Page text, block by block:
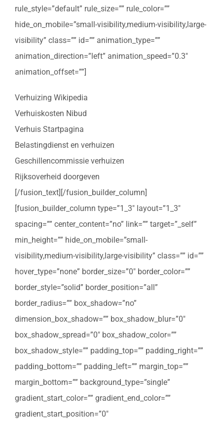
rule_style=”default” rule_size=”” rule_color=””
hide_on_mobile=”small-visibility,medium-visibility,large-
visibility” class=”” id=”” animation_type=””
animation_direction=”left” animation_speed=”0.3″
animation_offset=””]
Verhuizing Wikipedia
Verhuiskosten Nibud
Verhuis Startpagina
Belastingdienst en verhuizen
Geschillencommissie verhuizen
Rijksoverheid doorgeven
[/fusion_text][/fusion_builder_column]
[fusion_builder_column type=”1_3″ layout=”1_3″
spacing=”” center_content=”no” link=”” target=”_self”
min_height=”” hide_on_mobile=”small-
visibility,medium-visibility,large-visibility” class=”” id=””
hover_type=”none” border_size=”0″ border_color=””
border_style=”solid” border_position=”all”
border_radius=”” box_shadow=”no”
dimension_box_shadow=”” box_shadow_blur=”0″
box_shadow_spread=”0″ box_shadow_color=””
box_shadow_style=”” padding_top=”” padding_right=””
padding_bottom=”” padding_left=”” margin_top=””
margin_bottom=”” background_type=”single”
gradient_start_color=”” gradient_end_color=””
gradient_start_position=”0″